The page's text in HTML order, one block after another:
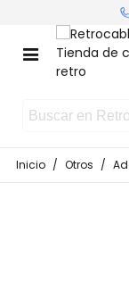
Inicio / Otros /